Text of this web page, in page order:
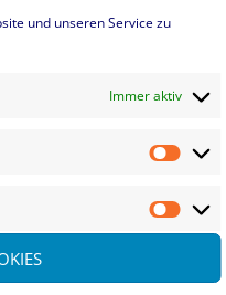
und unseren Service zu
Immer aktiv